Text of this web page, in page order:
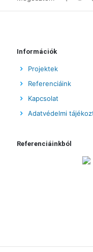
Információk
Projektek
Referenciáink
Kapcsolat
Adatvédelmi
Referenciáinkból